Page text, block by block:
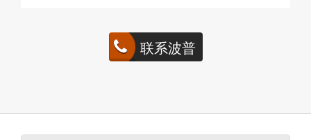
联系波普